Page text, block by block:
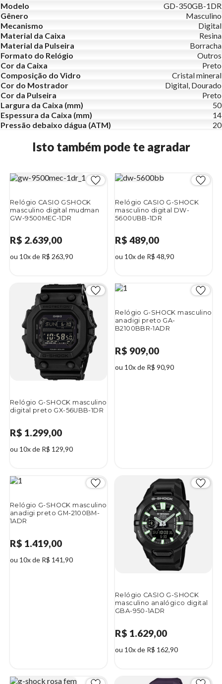
Modelo
GD-350GB-1DR
Gênero
Masculino
Mecanismo
Digital
Material da Caixa
Resina
Material da Pulseira
Borracha
Formato do Relógio
Outros
Cor da Caixa
Preto
Composição do Vidro
Cristal mineral
Cor do Mostrador
Digital, Dourado
Cor da Pulseira
Preto
Largura da Caixa (mm)
50
Espessura da Caixa (mm)
14
Pressão debaixo dágua (ATM)
20
Isto também pode te agradar
Relógio CASIO GSHOCK
masculino digital mudman
GW-9500MEC-1DR
R$ 2.639,00
ou 10x de R$ 263,90
Relógio CASIO G-SHOCK
masculino digital DW-
5600UBB-1DR
R$ 489,00
ou 10x de R$ 48,90
Relógio G-SHOCK masculino
digital preto GX-56UBB-1DR
R$ 1.299,00
ou 10x de R$ 129,90
Relógio G-SHOCK masculino
anadigi preto GA-
B2100BBR-1ADR
R$ 909,00
ou 10x de R$ 90,90
Relógio G-SHOCK masculino
anadigi preto GM-2100BM-
1ADR
R$ 1.419,00
ou 10x de R$ 141,90
Relógio CASIO G-SHOCK
masculino analógico digital
GBA-950-1ADR
R$ 1.629,00
ou 10x de R$ 162,90